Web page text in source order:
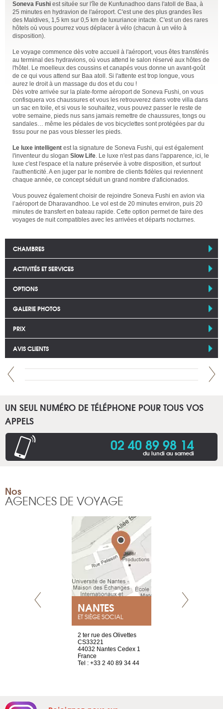
Soneva Fushi est située sur l'île de Kunfunadhoo dans l'atoll de Baa, à
25 minutes en hydravion de l'aéroport. C'est une des plus grandes îles
des Maldives, 1,5 km sur 0,5 km de luxuriance intacte. C'est un des rares
hôtels où vous pourrez vous déplacer à vélo (chacun à un vélo à
disposition).
Le voyage commence dès votre accueil à l'aéroport, vous êtes transférés
au terminal des hydravions, où vous attend le salon réservé aux hôtes de
l'hôtel. Le moelleux des coussins et canapés vous donne un avant-goût
de ce qui vous attend sur Baa atoll. Si l'attente est trop longue, vous
aurez le droit à un massage du dos et du cou !
Dès votre arrivée sur la plate-forme aéroport de Soneva Fushi, on vous
confisquera vos chaussures et vous les retrouverez dans votre villa dans
un sac en toile, et si vous le souhaitez, vous pouvez passer le reste de
votre semaine, pieds nus sans jamais remettre de chaussures, tongs ou
sandales… même les pédales de vos bicyclettes sont protégées par du
tissu pour ne pas vous blesser les pieds.
Le luxe intelligent est la signature de Soneva Fushi, qui est également
l'inventeur du slogan Slow Life. Le luxe n'est pas dans l'apparence, ici, le
luxe c'est l'espace et la nature préservée à votre disposition, et surtout
l'authenticité. A en juger par le nombre de clients fidèles qui reviennent
chaque année, ce concept séduit un grand nombre d'aficionados.
Vous pouvez également choisir de rejoindre Soneva Fushi en avion via
l’aéroport de Dharavandhoo. Le vol est de 20 minutes environ, puis 20
minutes de transfert en bateau rapide. Cette option permet de faire des
voyages de nuit compatibles avec les arrivées et départs nocturnes.
CHAMBRES
ACTIVITÉS ET SERVICES
OPTIONS
GALERIE PHOTOS
PRIX
AVIS CLIENTS
UN SEUL NUMÉRO DE TÉLÉPHONE POUR TOUS VOS
APPELS
02 40 89 98 14
du lundi au samedi
Nos
AGENCES DE VOYAGE
NANTES
ET SIÈGE SOCIAL
2 ter rue des Olivettes
CS33221
44032 Nantes Cedex 1
France
Tel : +33 2 40 89 34 44